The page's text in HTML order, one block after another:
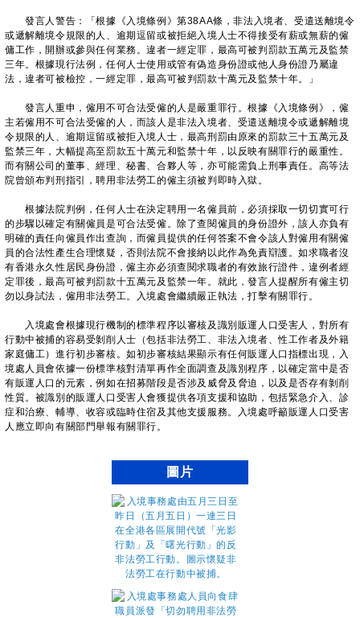
發言人警告：「根據《入境條例》第38AA條，非法入境者、受遣送離境令
或遞解離境令規限的人、逾期逗留或被拒絕入境人士不得接受有薪或無薪的僱
傭工作，開辦或參與任何業務。違者一經定罪，最高可被判罰款五萬元及監禁
三年。根據現行法例，任何人士使用或管有偽造身份證或他人身份證乃屬違
法，違者可被檢控，一經定罪，最高可被判罰款十萬元及監禁十年。」
發言人重申，僱用不可合法受僱的人是嚴重罪行。根據《入境條例》，僱
主若僱用不可合法受僱的人，而該人是非法入境者、受遣送離境令或遞解離境
令規限的人、逾期逗留或被拒入境人士，最高刑罰由原來的罰款三十五萬元及
監禁三年，大幅提高至罰款五十萬元和監禁十年，以反映有關罪行的嚴重性。
而有關公司的董事、經理、秘書、合夥人等，亦可能需負上刑事責任。高等法
院曾頒布判刑指引，聘用非法勞工的僱主須被判即時入獄。
根據法院判例，任何人士在決定聘用一名僱員前，必須採取一切切實可行
的步驟以確定有關僱員是可合法受僱。除了查閱僱員的身份證外，該人亦負有
明確的責任向僱員作出查詢，而僱員提供的任何答案不會令該人對僱用有關僱
員的合法性產生合理懷疑，否則法院不會接納以此作為免責辯護。如求職者沒
有香港永久性居民身份證，僱主亦必須查閱求職者的有效旅行證件，違例者經
定罪後，最高可被判罰款十五萬元及監禁一年。就此，發言人提醒所有僱主切
勿以身試法，僱用非法勞工。入境處會繼續嚴正執法，打擊有關罪行。
入境處會根據現行機制的標準程序以審核及識別販運人口受害人，對所有
行動中被捕的容易受剝削人士（包括非法勞工、非法入境者、性工作者及外籍
家庭傭工）進行初步審核。如初步審核結果顯示有任何販運人口指標出現，入
境處人員會依據一份標準核對清單再作全面調查及識別程序，以確定當中是否
有販運人口的元素，例如在招募階段是否涉及威脅及脅迫，以及是否存有剝削
性質。被識別的販運人口受害人會獲提供各項支援和協助，包括緊急介入、診
症和治療、輔導、收容或臨時住宿及其他支援服務。入境處呼籲販運人口受害
人應立即向有關部門舉報有關罪行。
圖片